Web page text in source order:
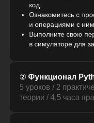
код
Ознакомитесь с
и операциями с
Выполните свою
в симуляторе для
② Функционал
5 уроков / 2
теории / 4,5 часа